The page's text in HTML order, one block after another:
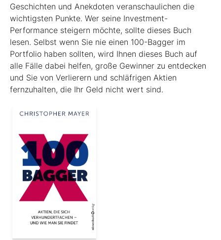
Geschichten und Anekdoten veranschaulichen die
wichtigsten Punkte. Wer seine Investment-
Performance steigern möchte, sollte dieses Buch
lesen. Selbst wenn Sie nie einen 100-Bagger im
Portfolio haben sollten, wird Ihnen dieses Buch auf
alle Fälle dabei helfen, große Gewinner zu entdecken
und Sie von Verlierern und schläf­rigen Aktien
fernzuhalten, die Ihr Geld nicht wert sind.